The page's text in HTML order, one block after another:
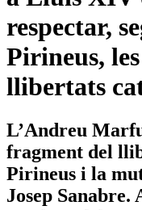
respectar,
Pirineus,
llibertats
L’Andreu
fragment del
Pirineus i la
Josep Sanabre.